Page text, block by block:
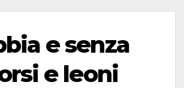
e senza
e leoni